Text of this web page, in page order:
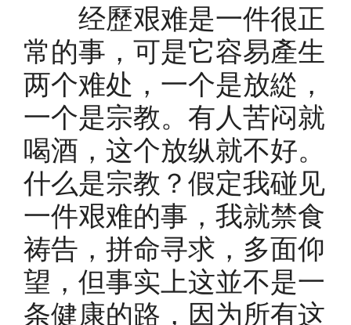
经歷艰难是一件很正
常的事，可是它容易產生
两个难处，一个是放緃，
一个是宗教。有人苦闷就
喝酒，这个放纵就不好。
什么是宗教？假定我碰见
一件艰难的事，我就禁食
祷告，拼命寻求，多面仰
望，但事实上这並不是一
条健康的路，因为所有这